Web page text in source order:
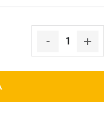
Moja objednávka